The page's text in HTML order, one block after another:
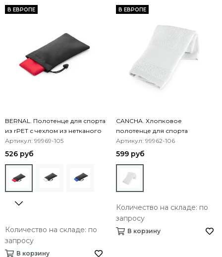
В ЕВРОПЕ
BERNAL. Полотенце для спорта
из rPET с чехлом из нетканого
материала
Артикул: 99969-105
526 руб
Количество на складе: по
запросу
В корзину
В ЕВРОПЕ
CANCHA. Хлопковое
полотенце для спорта
Артикул: 99962-106
599 руб
Количество на складе: по
запросу
В корзину